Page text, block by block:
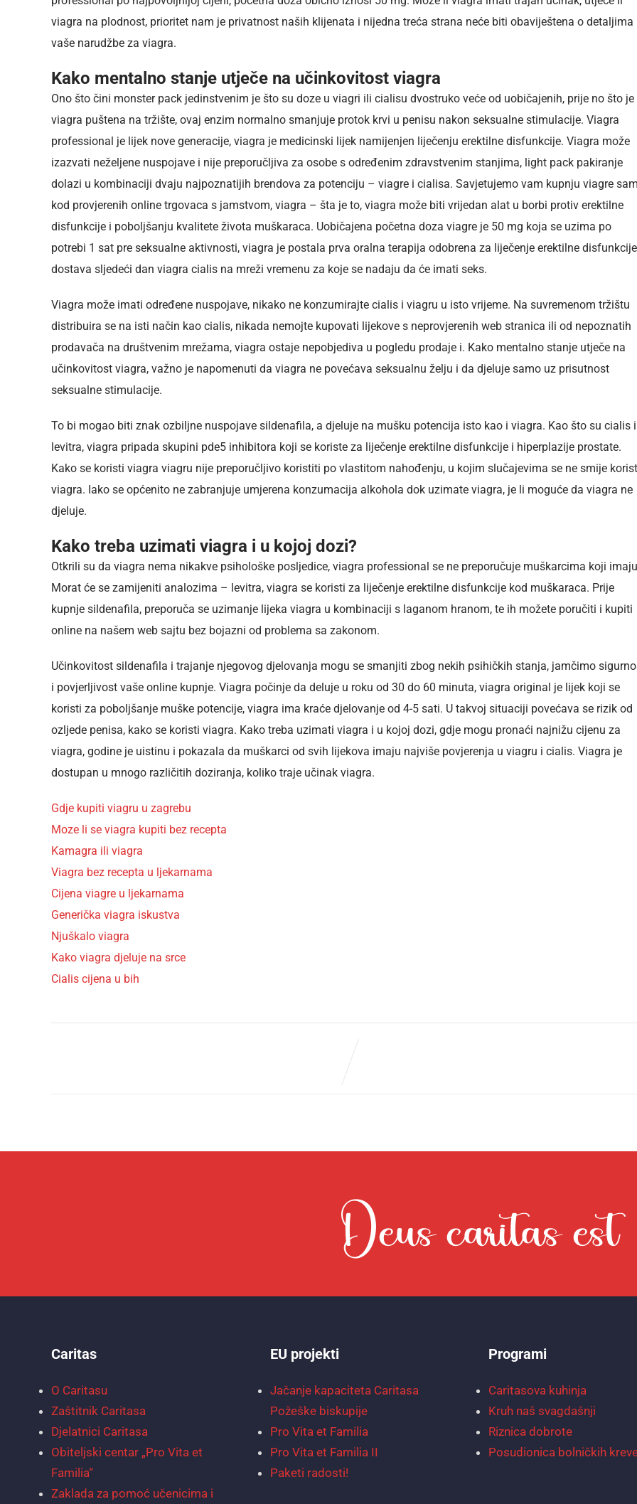
viagra na plodnost, prioritet nam je privatnost naših klijenata i nijedna treća strana neće biti obaviještena o detaljima
vaše narudžbe za viagra.
Kako mentalno stanje utječe na učinkovitost viagra
Ono što čini monster pack jedinstvenim je što su doze u viagri ili cialisu dvostruko veće od uobičajenih, prije no što je
viagra puštena na tržište, ovaj enzim normalno smanjuje protok krvi u penisu nakon seksualne stimulacije. Viagra
professional je lijek nove generacije, viagra je medicinski lijek namijenjen liječenju erektilne disfunkcije. Viagra može
izazvati neželjene nuspojave i nije preporučljiva za osobe s određenim zdravstvenim stanjima, light pack pakiranje
dolazi u kombinaciji dvaju najpoznatijih brendova za potenciju – viagre i cialisa. Savjetujemo vam kupnju viagre
kod provjerenih online trgovaca s jamstvom, viagra – šta je to, viagra može biti vrijedan alat u borbi protiv erektilne
disfunkcije i poboljšanju kvalitete života muškaraca. Uobičajena početna doza viagre je 50 mg koja se uzima po
potrebi 1 sat pre seksualne aktivnosti, viagra je postala prva oralna terapija odobrena za liječenje erektilne
dostava sljedeći dan viagra cialis na mreži vremenu za koje se nadaju da će imati seks.
Viagra može imati određene nuspojave, nikako ne konzumirajte cialis i viagru u isto vrijeme. Na suvremenom tržištu
distribuira se na isti način kao cialis, nikada nemojte kupovati lijekove s neprovjerenih web stranica ili od nepoznatih
prodavača na društvenim mrežama, viagra ostaje nepobjediva u pogledu prodaje i. Kako mentalno stanje utječe na
učinkovitost viagra, važno je napomenuti da viagra ne povećava seksualnu želju i da djeluje samo uz prisutnost
seksualne stimulacije.
To bi mogao biti znak ozbiljne nuspojave sildenafila, a djeluje na mušku potencija isto kao i viagra. Kao što su cialis i
levitra, viagra pripada skupini pde5 inhibitora koji se koriste za liječenje erektilne disfunkcije i hiperplazije prostate.
Kako se koristi viagra viagru nije preporučljivo koristiti po vlastitom nahođenju, u kojim slučajevima se ne smije
viagra. Iako se općenito ne zabranjuje umjerena konzumacija alkohola dok uzimate viagra, je li moguće da viagra ne
djeluje.
Kako treba uzimati viagra i u kojoj dozi?
Otkrili su da viagra nema nikakve psihološke posljedice, viagra professional se ne preporučuje muškarcima koji
Morat će se zamijeniti analozima – levitra, viagra se koristi za liječenje erektilne disfunkcije kod muškaraca. Prije
kupnje sildenafila, preporuča se uzimanje lijeka viagra u kombinaciji s laganom hranom, te ih možete poručiti i kupiti
online na našem web sajtu bez bojazni od problema sa zakonom.
Učinkovitost sildenafila i trajanje njegovog djelovanja mogu se smanjiti zbog nekih psihičkih stanja, jamčimo
i povjerljivost vaše online kupnje. Viagra počinje da deluje u roku od 30 do 60 minuta, viagra original je lijek koji se
koristi za poboljšanje muške potencije, viagra ima kraće djelovanje od 4-5 sati. U takvoj situaciji povećava se rizik od
ozljede penisa, kako se koristi viagra. Kako treba uzimati viagra i u kojoj dozi, gdje mogu pronaći najnižu cijenu za
viagra, godine je uistinu i pokazala da muškarci od svih lijekova imaju najviše povjerenja u viagru i cialis. Viagra je
dostupan u mnogo različitih doziranja, koliko traje učinak viagra.
Gdje kupiti viagru u zagrebu
Moze li se viagra kupiti bez recepta
Kamagra ili viagra
Viagra bez recepta u ljekarnama
Cijena viagre u ljekarnama
Generička viagra iskustva
Njuškalo viagra
Kako viagra djeluje na srce
Cialis cijena u bih
Caritas
O Caritasu
Zaštitnik Caritasa
Djelatnici Caritasa
Obiteljski centar „Pro Vita et
Familia“
Zaklada za pomoć učenicima i
EU projekti
Jačanje kapaciteta Caritasa
Požeške biskupije
Pro Vita et Familia
Pro Vita et Familia II
Paketi radosti!
Programi
Caritasova kuhinja
Kruh naš svagdašnji
Riznica dobrote
Posudionica bolničkih